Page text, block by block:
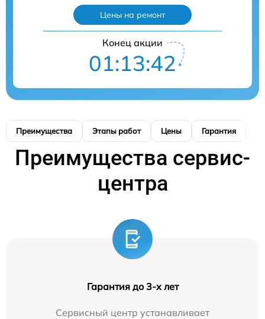
Цены на ремонт
Конец акции
01:13:41
Преимущества Этапы работ Цены Гарантия
Преимущества сервис-
центра
Гарантия до 3-х лет
Сервисный центр устанавливает